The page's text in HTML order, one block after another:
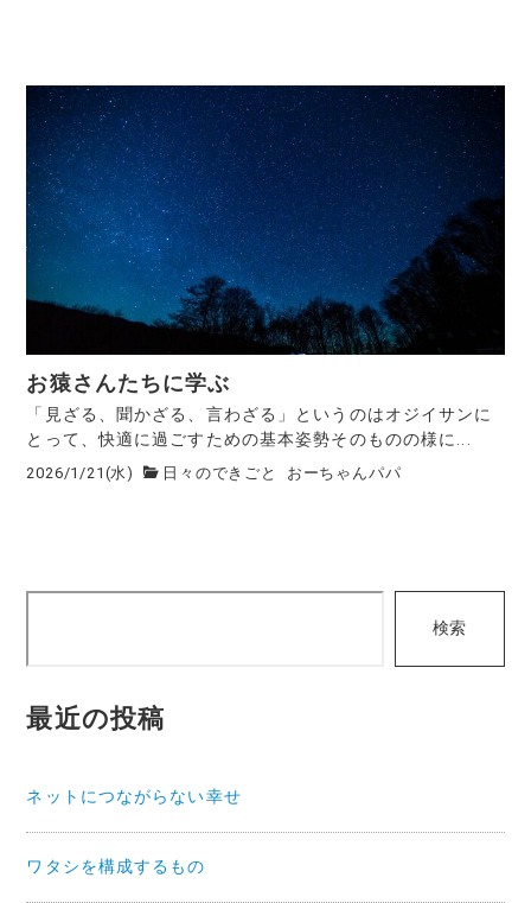
お猿さんたちに学ぶ
「見ざる、聞かざる、言わざる」というのはオジイサンに
とって、快適に過ごすための基本姿勢そのものの様に...
2026/1/21(水) 日々のできごと おーちゃんパパ
検索
最近の投稿
ネットにつながらない幸せ
ワタシを構成するもの